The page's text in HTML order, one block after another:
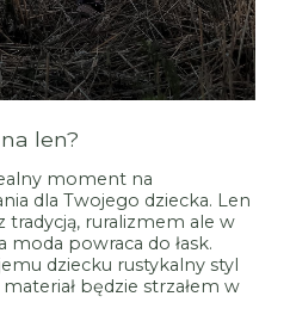
len?
moment na
dla Twojego dziecka. Len
tradycją, ruralizmem ale w
moda powraca do łask.
dziecku rustykalny styl
będzie strzałem w